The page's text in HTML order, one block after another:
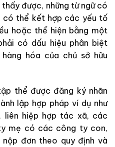
được, những từ ngữ có
có thể kết hợp các yếu tố
hoặc thể hiện bằng một
có dấu hiệu phân biệt
hóa của chủ sở hữu
thể được đăng ký nhãn
lập hợp pháp ví dụ như
liên hiệp hợp tác xã, các
mẹ có các công ty con,
đơn theo quy định và